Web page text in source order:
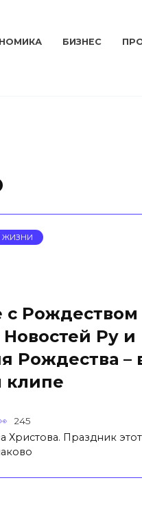
БИЗНЕС
ЖИЗНИ
с Рождеством
Ру и
Рождества –
клипе
245
Христова. Праздник этот